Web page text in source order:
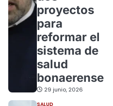
proyectos
para
reformar el
sistema de
salud
bonaerense
29 junio, 2026
SALUD